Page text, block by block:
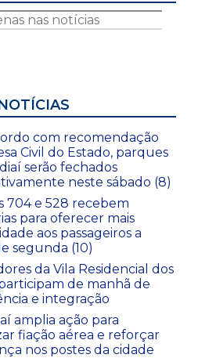
com recomendação
Civil do Estado, parques
serão fechados
neste sábado (8)
704 e 528 recebem
para oferecer mais
aos passageiros a
segunda (10)
da Vila Residencial dos
de manhã de
e integração
amplia ação para
fiação aérea e reforçar
nos postes da cidade